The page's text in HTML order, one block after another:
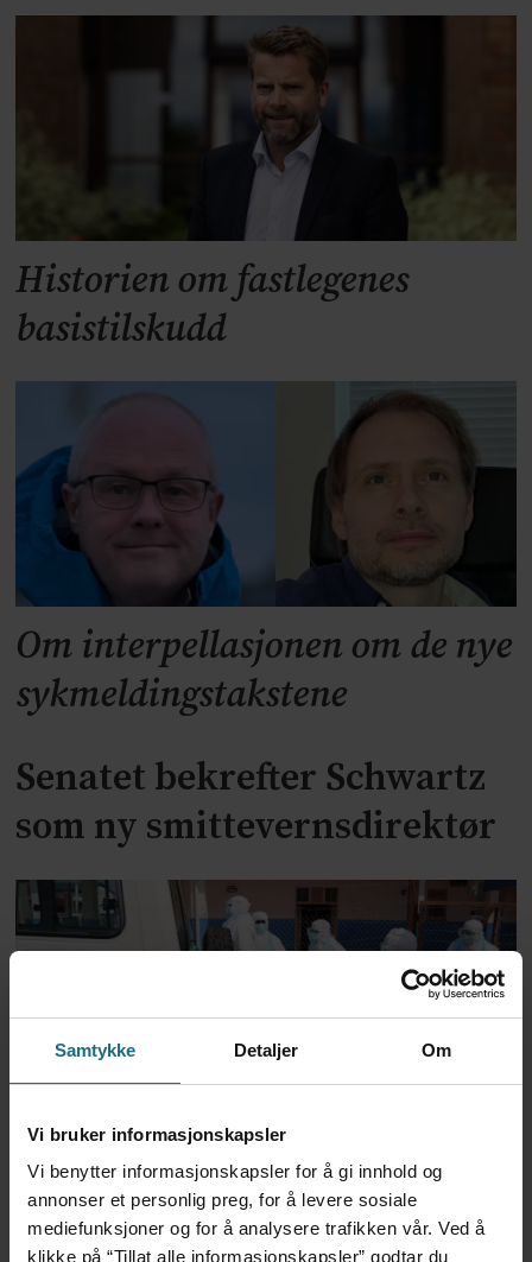
Samtykke Detaljer Om
Vi bruker informasjonskapsler
Vi benytter informasjonskapsler for å gi innhold og
annonser et personlig preg, for å levere sosiale
mediefunksjoner og for å analysere trafikken vår. Ved å
klikke på “Tillat alle informasjonskapsler” godtar du
Historien om fastlegenes
basistilskudd
Om interpellasjonen om de nye
sykmeldingstakstene
Senatet bekrefter Schwartz
som ny smittevernsdirektør
Trump-administrasjonen
bevilger over 2 milliarder til
kampen mot ebola